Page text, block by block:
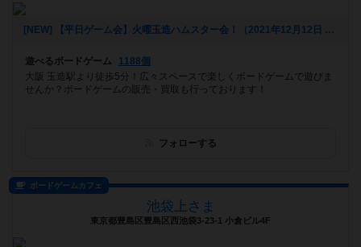
[NEW] 【平日ゲーム会】火曜玉造ハムスター会！（2021年12月12日 15時29分）
遊べるボードゲーム
1188個
大阪 玉造駅より徒歩5分！広々スペースで楽しくボードゲームで遊びま
せんか？ボードゲームの販売・買取も行っております！
フォローする
ボードゲームカフェ
池袋上さま
東京都豊島区豊島区西池袋3-23-1 小倉ビル4F